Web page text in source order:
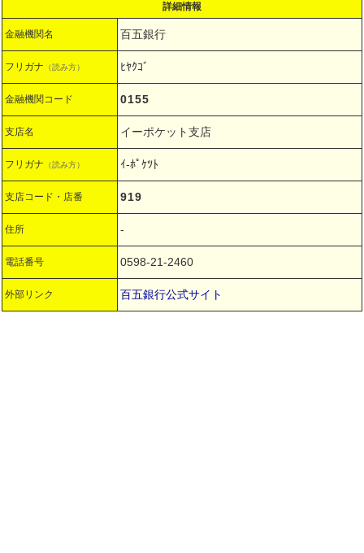
詳細情報
金融機関名 百五銀行
フリガナ （読み方） ﾋﾔｸｺﾞ
金融機関コード 0155
支店名 イーポケット支店
フリガナ （読み方） ｲ-ﾎﾟｹﾂﾄ
支店コード・店番 919
住所 -
電話番号 0598-21-2460
外部リンク 百五銀行公式サイト